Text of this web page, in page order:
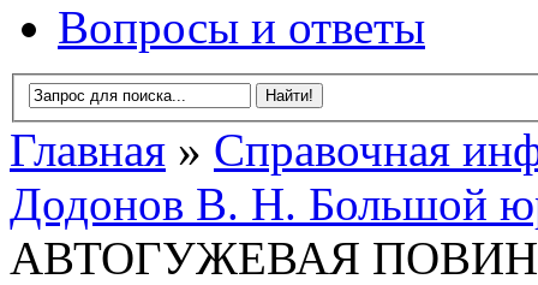
Вопросы и ответы
Главная » Справочная
Додонов В. Н. Большой
АВТОГУЖЕВАЯ